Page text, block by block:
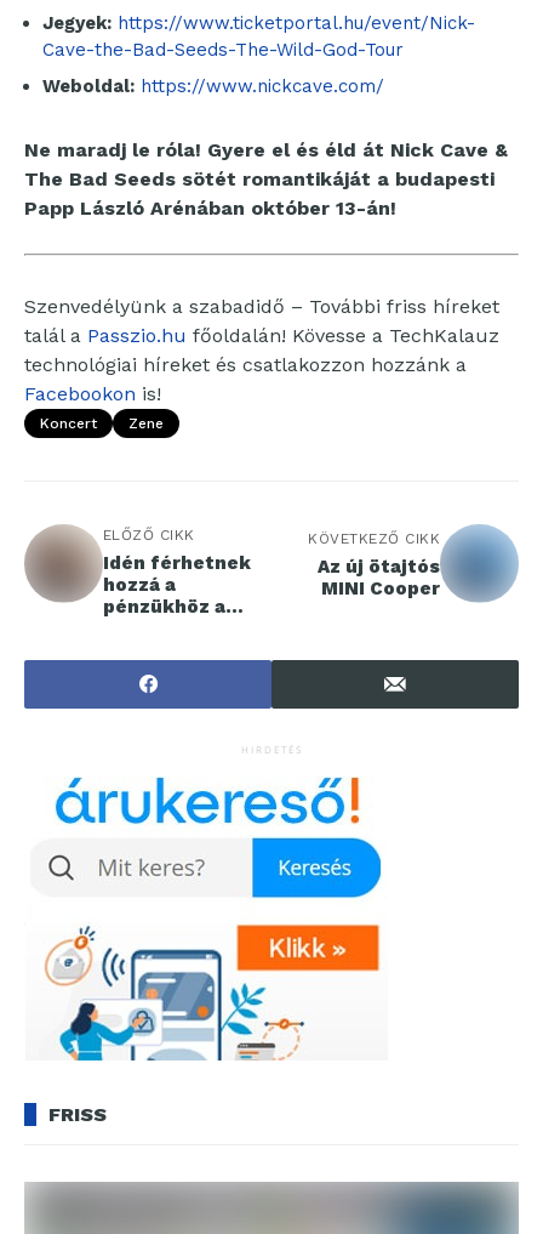
Jegyek: https://www.ticketportal.hu/event/Nick-
Cave-the-Bad-Seeds-The-Wild-God-Tour
Weboldal: https://www.nickcave.com/
Ne maradj le róla! Gyere el és éld át Nick Cave &
The Bad Seeds sötét romantikáját a budapesti
Papp László Arénában október 13-án!
Szenvedélyünk a szabadidő – További friss híreket
talál a Passzio.hu főoldalán! Kövesse a TechKalauz
technológiai híreket és csatlakozzon hozzánk a
Facebookon is!
Koncert Zene
ELŐZŐ CIKK
Idén férhetnek
hozzá a
pénzükhöz a
KÖVETKEZŐ CIKK
Az új ötajtós
MINI Cooper
HIRDETÉS
FRISS